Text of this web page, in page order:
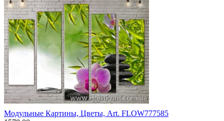
Модульные Картины, Цветы, Art. FLOW777585